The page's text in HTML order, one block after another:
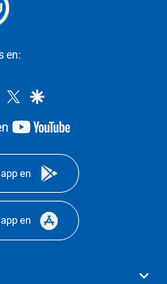
en:
instagram
twittergoogle
youtube-
en
en